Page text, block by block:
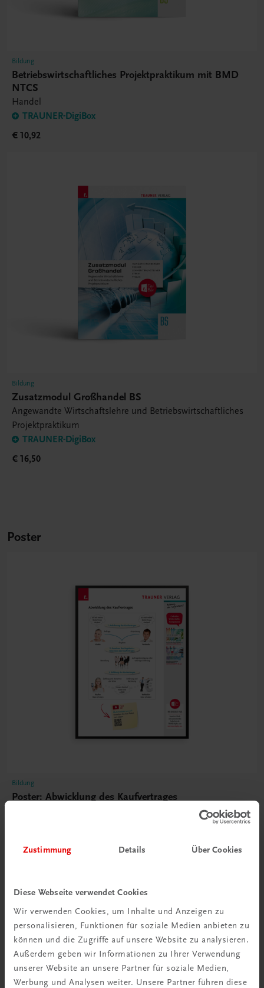
Zustimmung Details Über Cookies
Diese Webseite verwendet Cookies
Wir verwenden Cookies, um Inhalte und Anzeigen zu
personalisieren, Funktionen für soziale Medien anbieten zu
können und die Zugriffe auf unsere Website zu analysieren.
Außerdem geben wir Informationen zu Ihrer Verwendung
unserer Website an unsere Partner für soziale Medien,
Werbung und Analysen weiter. Unsere Partner führen diese
Bildung
Betriebswirtschaftliches Projektpraktikum mit BMD
NTCS
Handel
TRAUNER-DigiBox
€ 10,92
Bildung
Zusatzmodul Großhandel BS
Angewandte Wirtschaftslehre und Betriebswirtschaftliches
Projektpraktikum
TRAUNER-DigiBox
€ 16,50
Poster
Bildung
Poster: Abwicklung des Kaufvertrages